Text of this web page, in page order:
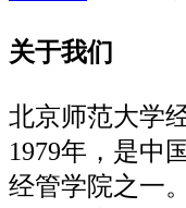
关于我们
北京师范大学
1979年，是中
经管学院之一